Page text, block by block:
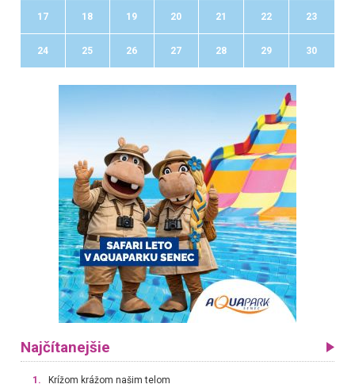
17 18 19 20 21 22 23
24 25 26 27 28 29 30
Najčítanejšie
1. Krížom krážom našim telom